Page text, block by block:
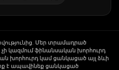
. Մեր տրամադրած
կազմում ֆինանսական խորհուրդ
խորհուրդ կամ ցանկացած այլ ձևի
է ապավինեք ցանկացած